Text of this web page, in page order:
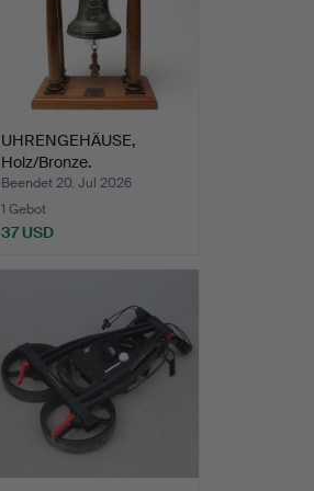
UHRENGEHÄUSE,
Holz/Bronze.
Beendet 20. Jul 2026
1 Gebot
37 USD